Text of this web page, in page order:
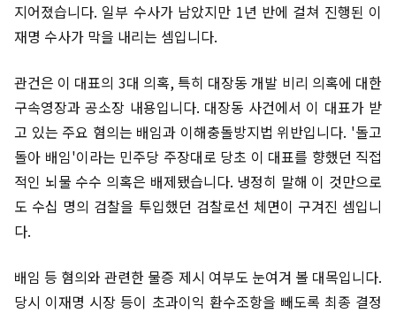
지어졌습니다. 일부 수사가 남았지만 1년 반에 걸쳐 진행된 이
재명 수사가 막을 내리는 셈입니다.
관건은 이 대표의 3대 의혹, 특히 대장동 개발 비리 의혹에 대한
구속영장과 공소장 내용입니다. 대장동 사건에서 이 대표가 받
고 있는 주요 혐의는 배임과 이해충돌방지법 위반입니다. '돌고
돌아 배임'이라는 민주당 주장대로 당초 이 대표를 향했던 직접
적인 뇌물 수수 의혹은 배제됐습니다. 냉정히 말해 이 것만으로
도 수십 명의 검찰을 투입했던 검찰로선 체면이 구겨진 셈입니
다.
배임 등 혐의와 관련한 물증 제시 여부도 눈여겨 볼 대목입니다.
당시 이재명 시장 등이 초과이익 환수조항을 빼도록 최종 결정